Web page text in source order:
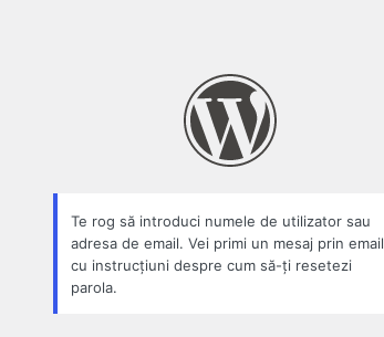
Te rog să introduci numele de utilizator sau
adresa de email. Vei primi un mesaj prin email
cu instrucțiuni despre cum să-ți resetezi
parola.